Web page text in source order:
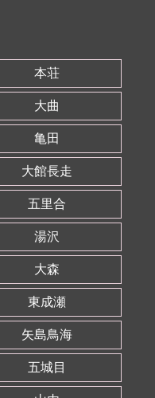
本荘
大曲
亀田
大館長走
五里合
湯沢
大森
東成瀬
矢島鳥海
五城目